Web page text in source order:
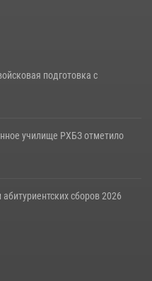
подготовка с
училище РХБЗ отметило
сборов 2026